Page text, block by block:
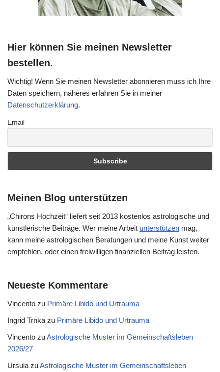
Hier können Sie meinen Newsletter
bestellen.
Wichtig! Wenn Sie meinen Newsletter abonnieren muss ich Ihre
Daten speichern, näheres erfahren Sie in meiner
Datenschutzerklärung.
Email
Meinen Blog unterstützen
„Chirons Hochzeit“ liefert seit 2013 kostenlos astrologische und
künstlerische Beiträge. Wer meine Arbeit unterstützen mag,
kann meine astrologischen Beratungen und meine Kunst weiter
empfehlen, oder einen freiwilligen finanziellen Beitrag leisten.
Neueste Kommentare
Vincento zu Primäre Libido und Urtrauma
Ingrid Trnka zu Primäre Libido und Urtrauma
Vincento zuAstrologische Muster im Gemeinschaftsleben
2026/27
Ursula zuAstrologische Muster im Gemeinschaftsleben